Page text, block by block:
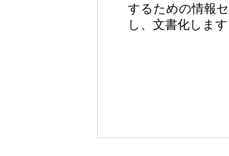
するための情報
し、文書化しま